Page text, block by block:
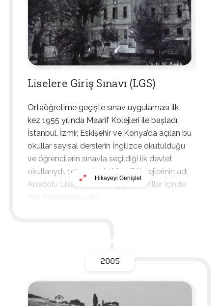
Liselere Giriş Sınavı (LGS)
Ortaöğretime geçişte sınav uygulaması ilk
kez 1955 yılında Maarif Kolejleri ile başladı.
İstanbul, İzmir, Eskişehir ve Konya’da açılan bu
okullar sayısal derslerin İngilizce okutulduğu
ve öğrencilerin sınavla seçildiği ilk devlet
okullarıydı. 1975 yılında Maarif Kolejlerinin adı
Anadolu Lisesi olarak değiştirildi. Yıllar içinde
fen, imam hatip ve s
Hikayeyi Genişlet
2005